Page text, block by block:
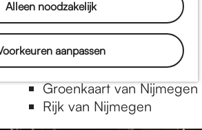
Alleen noodzakelijk
aanpassen
Vrede van Nijmegen
Penning
Natuur in Nijmegen
Groenkaart van Nijmegen
Rijk van Nijmegen
interviews, bekijk
blogs. We vertellen je
en het culturele aanbod
voor onze nieuwsbrief